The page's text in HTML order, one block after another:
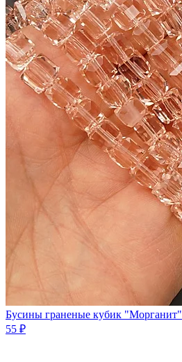
Бусины граненые кубик "Морганит"
55 ₽